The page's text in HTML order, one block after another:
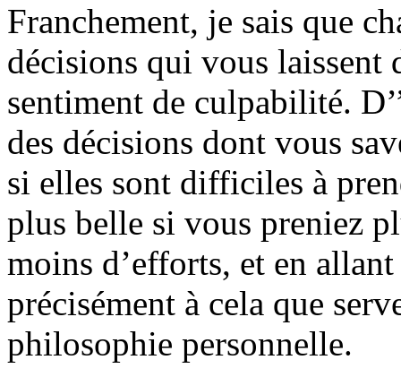
Franchement, je sais que
décisions qui vous laissent
sentiment de culpabilité.
des décisions dont vous
si elles sont difficiles à
plus belle si vous preniez
moins d’efforts, et en
précisément à cela que
philosophie personnelle.